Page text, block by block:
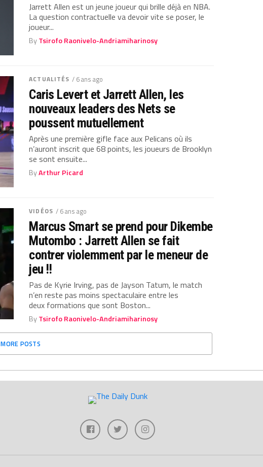
Jarrett Allen est un jeune joueur qui brille déjà en NBA.
La question contractuelle va devoir vite se poser, le
joueur...
ByTsirofo Raonivelo-Andriamiharinosy
ACTUALITÉS / 6 ans ago
Caris Levert et Jarrett Allen, les
nouveaux leaders des Nets se
poussent mutuellement
Après une première gifle face aux Pelicans où ils
n’auront inscrit que 68 points, les joueurs de Brooklyn
se sont ensuite...
ByArthur Picard
VIDÉOS / 6 ans ago
Marcus Smart se prend pour Dikembe
Mutombo : Jarrett Allen se fait
contrer violemment par le meneur de
jeu !!
Pas de Kyrie Irving, pas de Jayson Tatum, le match
n’en reste pas moins spectaculaire entre les
deux formations que sont Boston...
ByTsirofo Raonivelo-Andriamiharinosy
MORE POSTS